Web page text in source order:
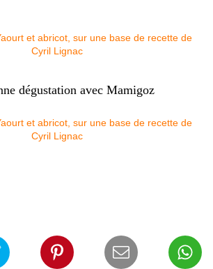
dégustation avec Mamigoz